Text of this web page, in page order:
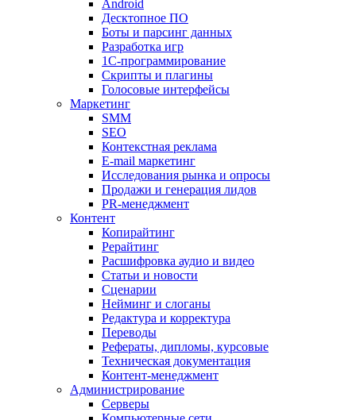
Android
Десктопное ПО
Боты и парсинг данных
Разработка игр
1С-программирование
Скрипты и плагины
Голосовые интерфейсы
Маркетинг
SMM
SEO
Контекстная реклама
E-mail маркетинг
Исследования рынка и опросы
Продажи и генерация лидов
PR-менеджмент
Контент
Копирайтинг
Рерайтинг
Расшифровка аудио и видео
Статьи и новости
Сценарии
Нейминг и слоганы
Редактура и корректура
Переводы
Рефераты, дипломы, курсовые
Техническая документация
Контент-менеджмент
Администрирование
Серверы